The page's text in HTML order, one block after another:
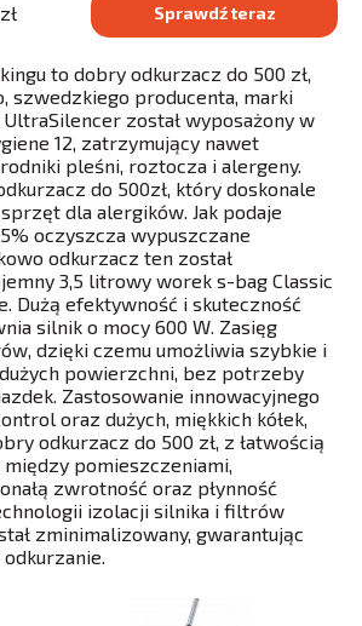
Sprawdź teraz
to dobry odkurzacz do 500 zł,
szwedzkiego producenta, marki
został wyposażony w
12, zatrzymujący nawet
pleśni, roztocza i alergeny.
do 500zł, który doskonale
dla alergików. Jak podaje
oczyszcza wypuszczane
odkurzacz ten został
3,5 litrowy worek s-bag Classic
Dużą efektywność i skuteczność
silnik o mocy 600 W. Zasięg
dzięki czemu umożliwia szybkie i
powierzchni, bez potrzeby
Zastosowanie innowacyjnego
oraz dużych, miękkich kółek,
odkurzacz do 500 zł, z łatwością
pomieszczeniami,
zwrotność oraz płynność
izolacji silnika i filtrów
zminimalizowany, gwarantując